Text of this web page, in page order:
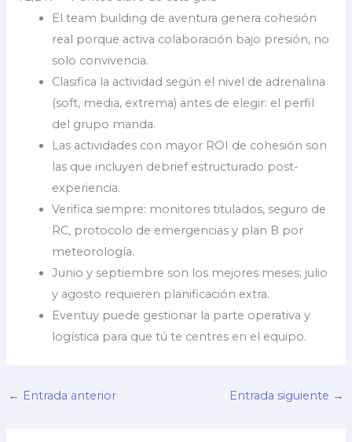
El team building de aventura genera cohesión
real porque activa colaboración bajo presión, no
solo convivencia.
Clasifica la actividad según el nivel de adrenalina
(soft, media, extrema) antes de elegir: el perfil
del grupo manda.
Las actividades con mayor ROI de cohesión son
las que incluyen debrief estructurado post-
experiencia.
Verifica siempre: monitores titulados, seguro de
RC, protocolo de emergencias y plan B por
meteorología.
Junio y septiembre son los mejores meses; julio
y agosto requieren planificación extra.
Eventuy puede gestionar la parte operativa y
logística para que tú te centres en el equipo.
← Entrada anterior Entrada siguiente →